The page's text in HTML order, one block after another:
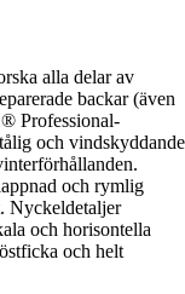
alla delar av
backar (även
Professional-
och vindskyddande
och rymlig
Nyckeldetaljer
och horisontella
och helt